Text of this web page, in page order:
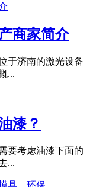
商家简介
于济南的激光设备
...
漆？
要考虑油漆下面的
...